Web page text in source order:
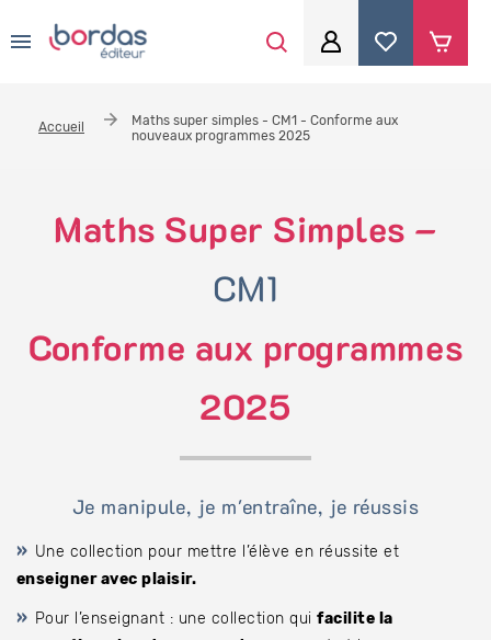
Je me connecte
Mot de passe *
Se souvenir de moi
Bénéficiez de tarifs préférentiels
Téléchargez des ressources gratuites
Accueil
Maths super simples - CM1 - Conforme aux
nouveaux programmes 2025
Maths Super Simples –
CM1
Conforme aux programmes
2025
Je manipule, je m'entraîne, je réussis
Une collection pour mettre l’élève en réussite et
enseigner avec plaisir.
Pour l’enseignant : une collection quifacilite la